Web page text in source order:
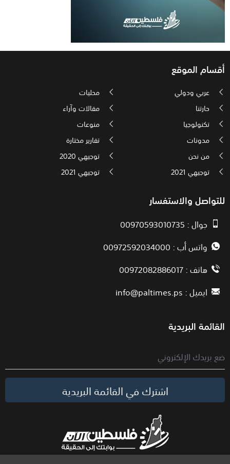
أقسام الموقع
عربي ودولي
محليات
حارتنا
مقالات وآراء
تكنولوجيا
منوعات
مدونات
تقارير مختارة
من نحن
توجيهي 2020
توجيهي 2021
توجيهي 2021
للتواصل والاستفسار
جوال : 00970593010735
واتس أب : 00972592034000
هاتف : 00972082886017
ايميل :info@paltimes.ps
القائمة البريدية
اشترك في القائمة البريدية